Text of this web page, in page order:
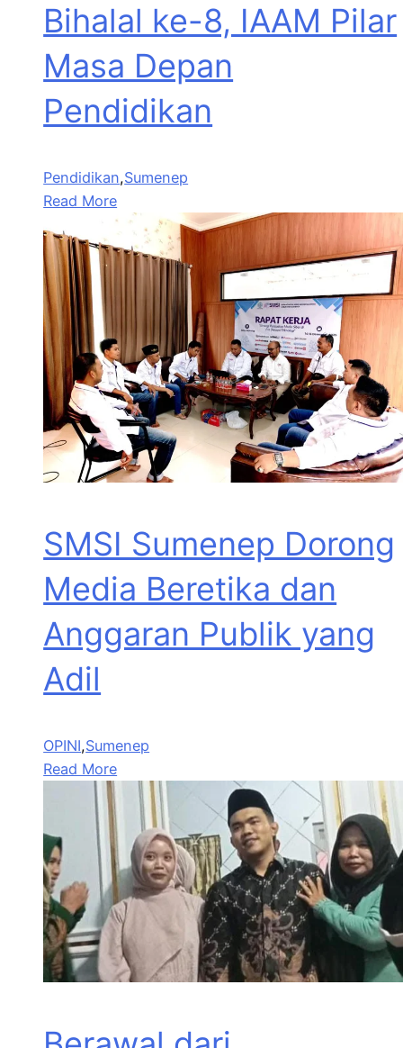
Bihalal ke-8, IAAM Pilar
Masa Depan
Pendidikan
Pendidikan,Sumenep
Read More
SMSI Sumenep Dorong
Media Beretika dan
Anggaran Publik yang
Adil
OPINI,Sumenep
Read More